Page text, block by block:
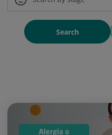
Search